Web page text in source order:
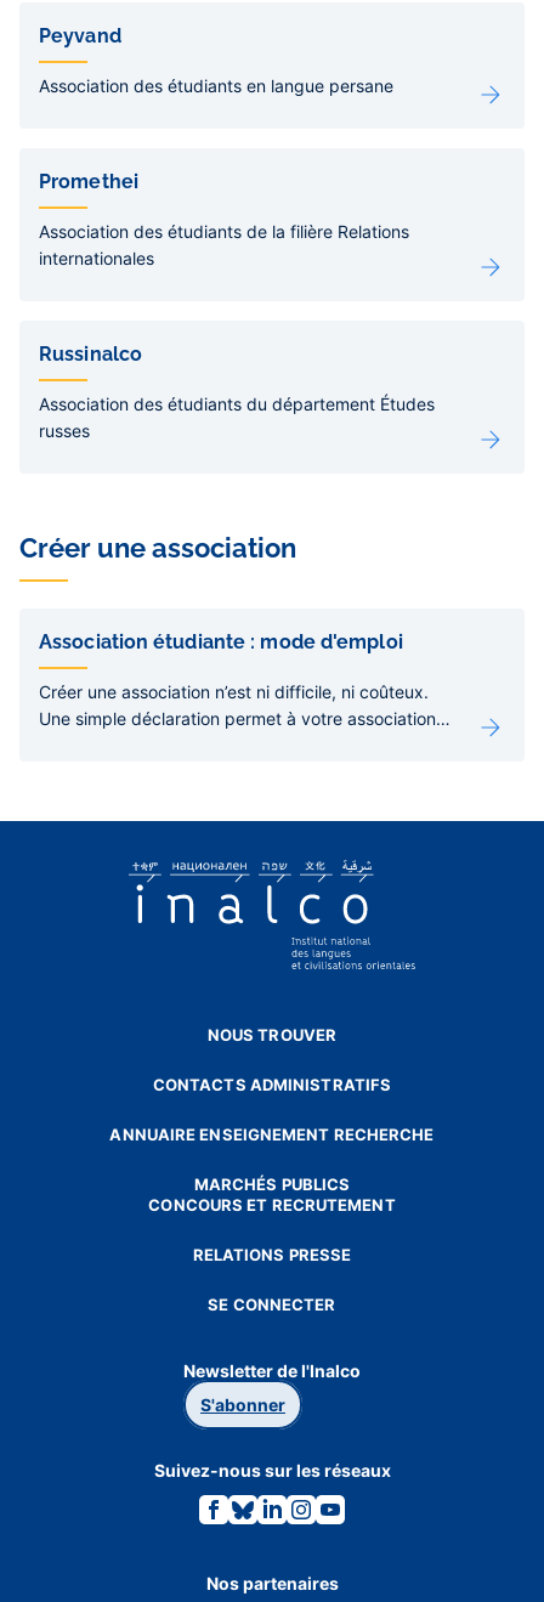
Peyvand
Association des étudiants en langue persane
Promethei
Association des étudiants de la filière Relations
internationales
Russinalco
Association des étudiants du département Études
russes
Créer une association
de
pages
Association étudiante : mode d'emploi
Créer une association n’est ni difficile, ni coûteux.
Une simple déclaration permet à votre association
NOUS TROUVER
CONTACTS ADMINISTRATIFS
ANNUAIRE ENSEIGNEMENT RECHERCHE
MARCHÉS PUBLICS
CONCOURS ET RECRUTEMENT
RELATIONS PRESSE
SE CONNECTER
Newsletter de l'Inalco
S'abonner
Suivez-nous sur les réseaux
Lien
vers
Facebook.
Lien
vers
Bluesky.
Lien
vers
Linkedin.
Lien
vers
Instagram.
Lien
vers
Youtube.
Nos partenaires